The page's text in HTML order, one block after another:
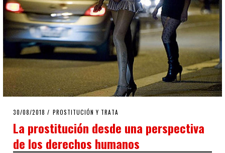
POSTED
30/08/2018 30/08/2018
PROSTITUCIÓN Y TRATA
La prostitución desde una perspectiva
de los derechos humanos